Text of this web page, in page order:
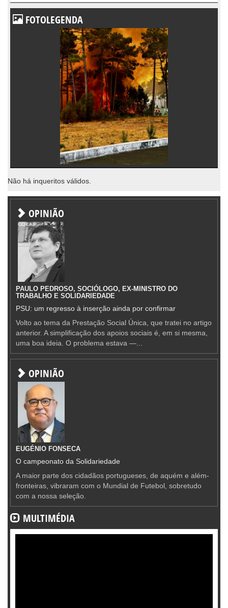
FOTOLEGENDA
Não há inqueritos válidos.
OPINIÃO
PAULO PEDROSO, SOCIÓLOGO, EX-MINISTRO DO
TRABALHO E SOLIDARIEDADE
PSU: um regresso à inserção ainda por confirmar
Volto ao tema da Prestação Social Única, que tratei no artigo
anterior. A simplificação dos apoios sociais é, em si mesma,
uma boa ideia. O problema estava —...
OPINIÃO
EUGÉNIO FONSECA
O campeonato da Solidariedade
A maior parte dos cidadãos portugueses, de aquém e além-
fronteiras, vibraram com o Mundial de Futebol, sobretudo
com a nossa seleção.
MULTIMÉDIA